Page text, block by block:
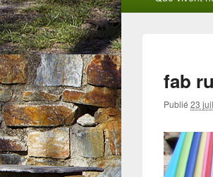
principal
fab
Publié 23